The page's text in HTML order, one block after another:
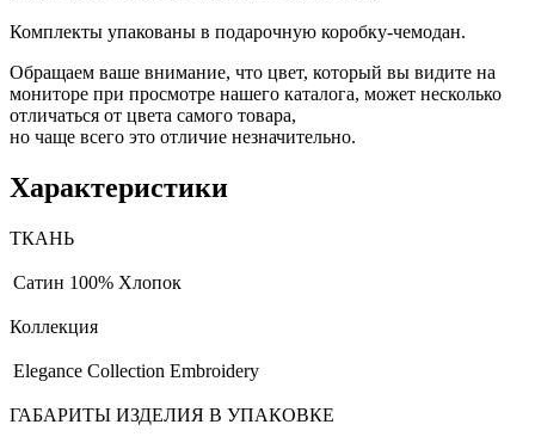
Комплекты упакованы в подарочную коробку-чемодан.
Обращаем ваше внимание, что цвет, который вы видите на
мониторе при просмотре нашего каталога, может несколько
отличаться от цвета самого товара,
но чаще всего это отличие незначительно.
Характеристики
ТКАНЬ
Сатин 100% Хлопок
Коллекция
Elegance Collection Embroidery
ГАБАРИТЫ ИЗДЕЛИЯ В УПАКОВКЕ